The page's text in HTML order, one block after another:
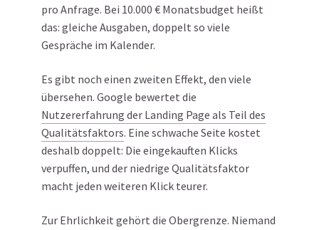
pro Anfrage. Bei 10.000 € Monatsbudget heißt
das: gleiche Ausgaben, doppelt so viele
Gespräche im Kalender.
Es gibt noch einen zweiten Effekt, den viele
übersehen. Google bewertet die
Nutzererfahrung der Landing Page als Teil des
Qualitätsfaktors. Eine schwache Seite kostet
deshalb doppelt: Die eingekauften Klicks
verpuffen, und der niedrige Qualitätsfaktor
macht jeden weiteren Klick teurer.
Zur Ehrlichkeit gehört die Obergrenze. Niemand